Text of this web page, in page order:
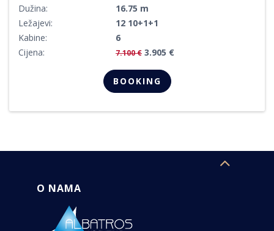
Dužina:
16.75 m
Ležajevi:
12 10+1+1
Kabine:
6
Cijena:
7.100 € 3.905 €
BOOKING
O NAMA